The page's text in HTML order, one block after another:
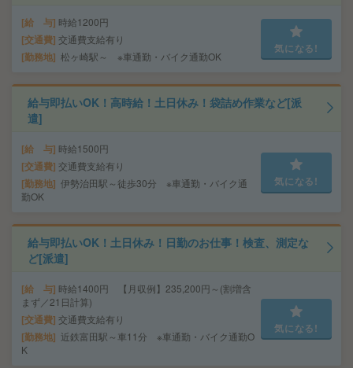
給 与 時給1200円
交通費 交通費支給有り
勤務地 松ヶ崎駅～ ※車通勤・バイク通勤OK
気になる!
給与即払いOK！高時給！土日休み！袋詰め作業など[派
遣]
給 与 時給1500円
交通費 交通費支給有り
勤務地 伊勢治田駅～徒歩30分 ※車通勤・バイク通
勤OK
気になる!
給与即払いOK！土日休み！日勤のお仕事！検査、測定な
ど[派遣]
給 与 時給1400円 【月収例】235,200円～(割増含
まず／21日計算)
交通費 交通費支給有り
勤務地
近鉄富田駅～車11分 ※車通勤・バイク通勤O
K
気になる!